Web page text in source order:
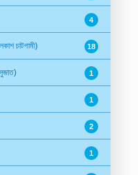
4
চাটগামী) 18
1
1
2
1